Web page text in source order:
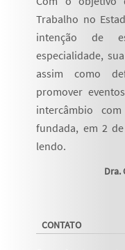
Trabalho no
intenção de
especialidade,
assim como
promover
intercâmbio
fundada, em 2
lendo.
Dra.
CONTATO